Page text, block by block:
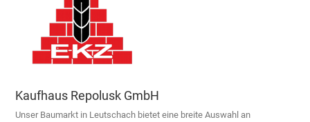
Kaufhaus Repolusk GmbH
Unser Baumarkt in Leutschach bietet eine breite Auswahl an